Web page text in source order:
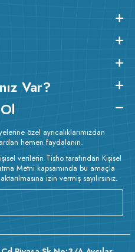
Var?
özel ayrıcalıklarımızdan
hemen faydalanın.
verilerin Tisho tarafından Kişisel
Metni kapsamında bu amaçla
izin vermiş sayılırsınız.